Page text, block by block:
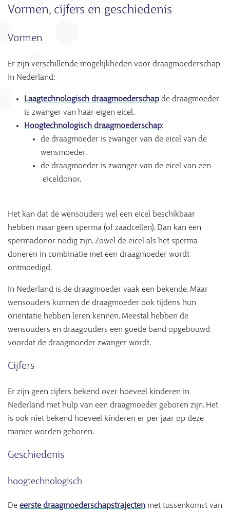
Vormen, cijfers en geschiedenis
Vormen
Er zijn verschillende mogelijkheden voor draagmoederschap
in Nederland:
Laagtechnologisch draagmoederschap de draagmoeder
is zwanger van haar eigen eicel.
Hoogtechnologisch draagmoederschap:
de draagmoeder is zwanger van de eicel van de
wensmoeder.
de draagmoeder is zwanger van de eicel van een
eiceldonor.
Het kan dat de wensouders wel een eicel beschikbaar
hebben maar geen sperma (of zaadcellen). Dan kan een
spermadonor nodig zijn. Zowel de eicel als het sperma
doneren in combinatie met een draagmoeder wordt
ontmoedigd.
In Nederland is de draagmoeder vaak een bekende. Maar
wensouders kunnen de draagmoeder ook tijdens hun
oriëntatie hebben leren kennen. Meestal hebben de
wensouders en draagouders een goede band opgebouwd
voordat de draagmoeder zwanger wordt.
Cijfers
Er zijn geen cijfers bekend over hoeveel kinderen in
Nederland met hulp van een draagmoeder geboren zijn. Het
is ook niet bekend hoeveel kinderen er per jaar op deze
manier worden geboren.
Geschiedenis
hoogtechnologisch
De eerste draagmoederschapstrajecten met tussenkomst van